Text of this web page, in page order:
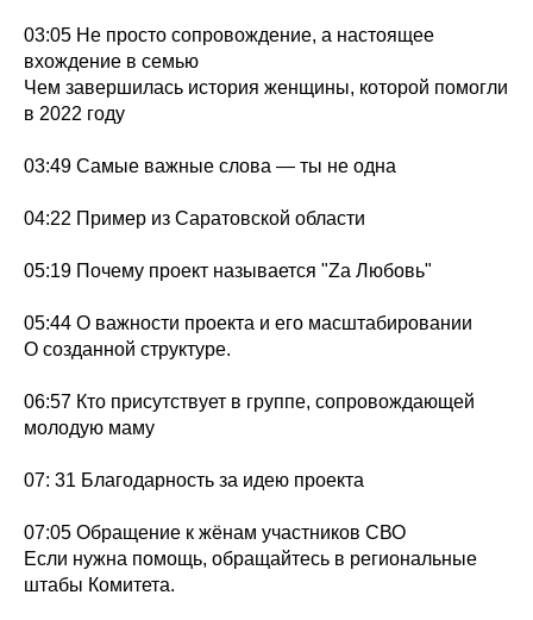
03:05 Не просто сопровождение, а настоящее
вхождение в семью
Чем завершилась история женщины, которой помогли
в 2022 году
03:49 Самые важные слова — ты не одна
04:22 Пример из Саратовской области
05:19 Почему проект называется "Zа Любовь"
05:44 О важности проекта и его масштабировании
О созданной структуре.
06:57 Кто присутствует в группе, сопровождающей
молодую маму
07: 31 Благодарность за идею проекта
07:05 Обращение к жёнам участников СВО
Если нужна помощь, обращайтесь в региональные
штабы Комитета.